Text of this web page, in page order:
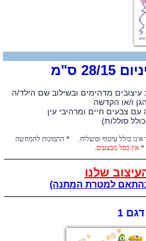
15 ס"מ
מדהימים ובשילוב שם הילד/ה
ו/או הקדשה
צבעים חיים ומרהיבי עין
סוללות)
* המחיר אינו כולל עיטוף ומשלוח. * התמונות להמחשה
* אין כפל מבצעים.
שלנו
למטרת המתנה)
דגם 1